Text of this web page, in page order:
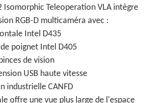
Isomorphic Teleoperation VLA intègre
RGB-D multicaméra avec :
Intel D435
poignet Intel D405
de vision
USB haute vitesse
industrielle CANFD
offre une vue plus large de l'espace